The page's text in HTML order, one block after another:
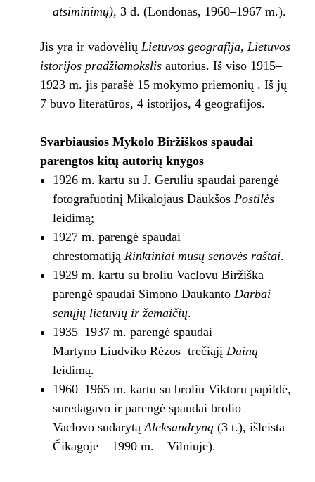
atsiminimų), 3 d. (Londonas, 1960–1967 m.).
Jis yra ir vadovėlių Lietuvos geografija, Lietuvos
istorijos pradžiamokslisautorius. Iš viso 1915–
1923 m. jis parašė 15 mokymo priemonių . Iš jų
7 buvo literatūros, 4 istorijos, 4 geografijos.
Svarbiausios Mykolo Biržiškos spaudai
parengtos kitų autorių knygos
1926 m. kartu su J. Geruliu spaudai parengė
fotografuotinį Mikalojaus Daukšos Postilės
leidimą;
1927 m. parengė spaudai
chrestomatiją Rinktiniai mūsų senovės raštai.
1929 m. kartu su broliu Vaclovu Biržiška
parengė spaudai Simono Daukanto Darbai
senųjų lietuvių ir žemaičių.
1935–1937 m. parengė spaudai
Martyno Liudviko Rėzos trečiąjį Dainų
leidimą.
1960–1965 m. kartu su broliu Viktoru papildė,
suredagavo ir parengė spaudai brolio
Vaclovo sudarytąAleksandryną(3 t.), išleista
Čikagoje – 1990 m. – Vilniuje).